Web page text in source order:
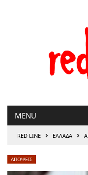
MENU
RED LINE › ΕΛΛΑΔΑ ›
ΑΠΟΨΕΙΣ